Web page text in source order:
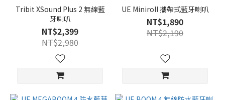
Tribit XSound Plus 2 無線藍
牙喇叭
NT$2,399
NT$2,980
UE Miniroll 攜帶式藍牙喇叭
NT$1,890
NT$2,190